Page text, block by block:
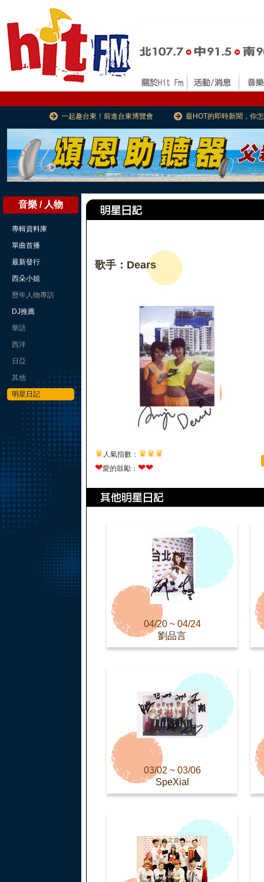
一起趣台東！前進台東博覽會 最HOT的即時新聞，你
音樂 / 人物
專輯資料庫
單曲首播
最新發行
西朵小姐
歷年人物專訪
DJ推薦
華語
西洋
日亞
其他
明星日記
歌手：Dears
♛ 人氣指數： ♛♛♛
❤愛的鼓勵： ❤❤
04/20 ~ 04/24
劉品言
03/02 ~ 03/06
SpeXial